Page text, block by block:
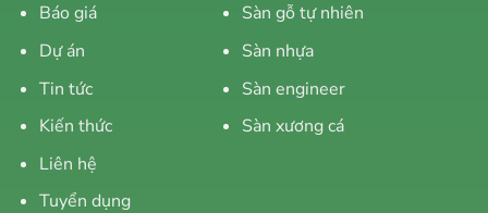
Báo giá
Dự án
Tin tức
Kiến thức
Liên hệ
Tuyển dụng
Sàn gỗ tự nhiên
Sàn nhựa
Sàn engineer
Sàn xương cá